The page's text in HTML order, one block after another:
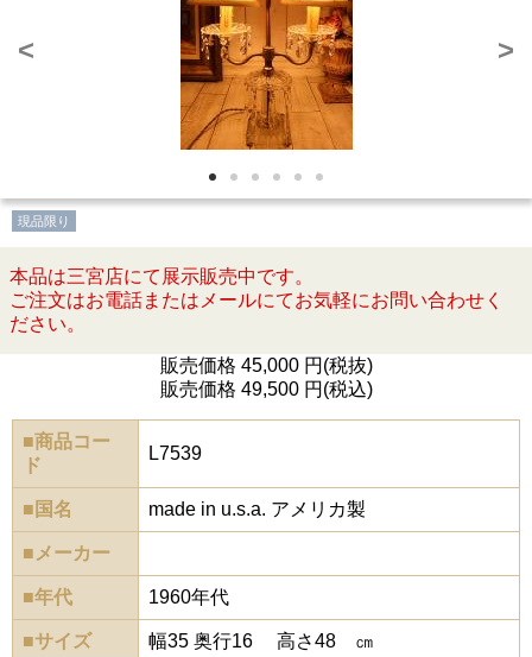
< >
現品限り
本品は三宮店にて展示販売中です。
ご注文はお電話またはメールにてお気軽にお問い合わせく
ださい。
販売価格 45,000 円(税抜)
販売価格 49,500 円(税込)
■商品コー
ド
L7539
■国名 made in u.s.a. アメリカ製
■メーカー
■年代 1960年代
■サイズ 幅35 奥行16 高さ48 ㎝